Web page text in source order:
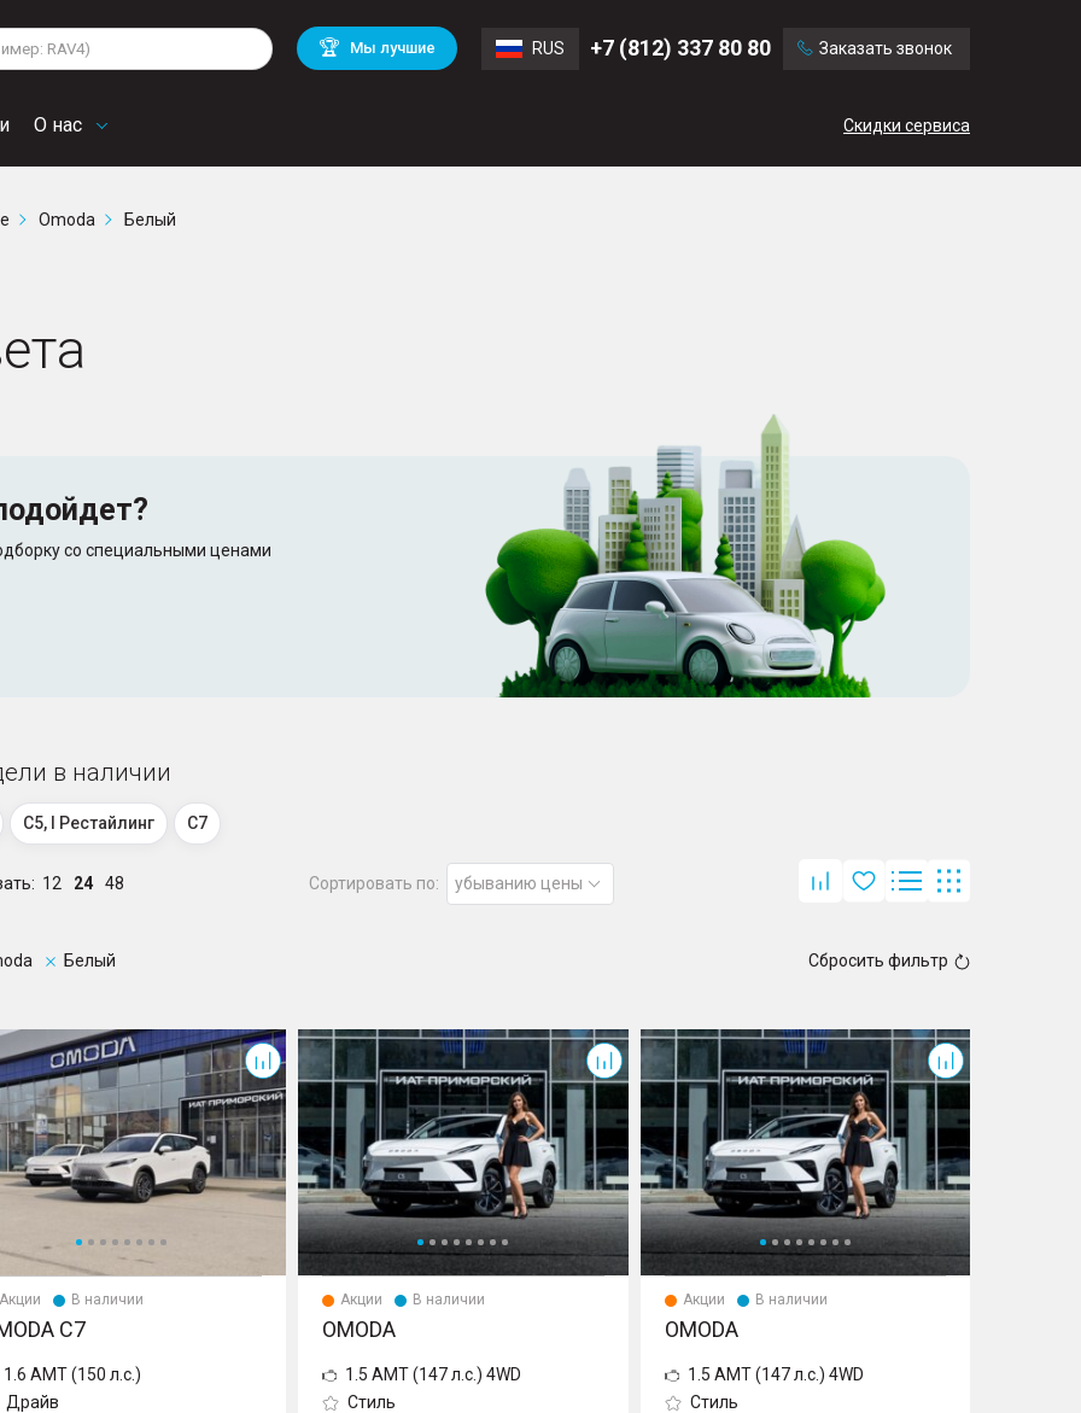
🏆 Мы лучшие RUS +7 (812) 337 80 80 Заказать звонок
О нас Скидки сервиса
Mitsubishi BMW
Chevrolet Volvo
Omoda Белый
со специальными ценами
в наличии
C5, I Рестайлинг C7
12 24 48 Сортировать по: убыванию цены
Белый Сбросить фильтр
Акции В наличии
C7
1.6 AMT (150 л.с.)
Драйв
Акции В наличии
OMODA
1.5 AMT (147 л.с.) 4WD
Стиль
Акции В наличии
OMODA
1.5 AMT (147 л.с.) 4WD
Стиль